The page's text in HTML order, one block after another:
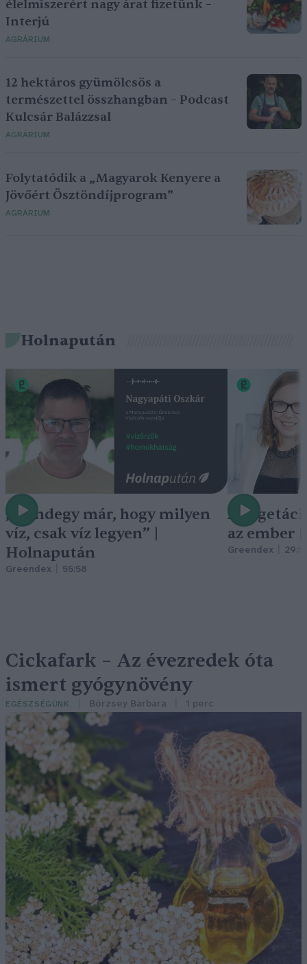
élelmiszerért nagy árat fizetünk –
Interjú
AGRÁRIUM
12 hektáros gyümölcsös a
természettel összhangban – Podcast
Kulcsár Balázzsal
AGRÁRIUM
Folytatódik a „Magyarok Kenyere a
Jövőért Ösztöndíjprogram”
AGRÁRIUM
Holnapután
„Mindegy már, hogy milyen
víz, csak víz legyen” |
Holnapután
Greendex 55:58
A
az ember
Greendex
Cickafark – Az évezredek óta
ismert gyógynövény
EGÉSZSÉGÜNK Börzsey Barbara 1 perc